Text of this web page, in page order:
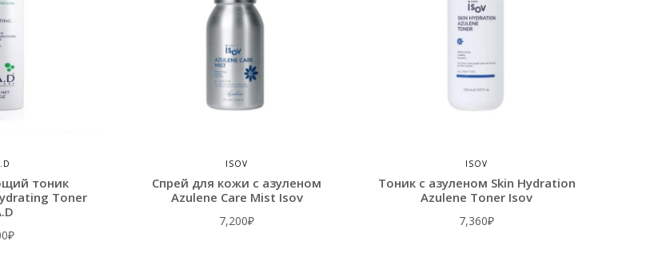
тоник
Toner
₽
ISOV
Спрей для кожи с азуленом
Azulene Care Mist Isov
7,200₽
ISOV
Тоник с азуленом Skin Hydration
Azulene Toner Isov
7,360₽